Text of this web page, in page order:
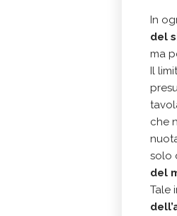
In
del
ma
Il
che
solo
del
Tale